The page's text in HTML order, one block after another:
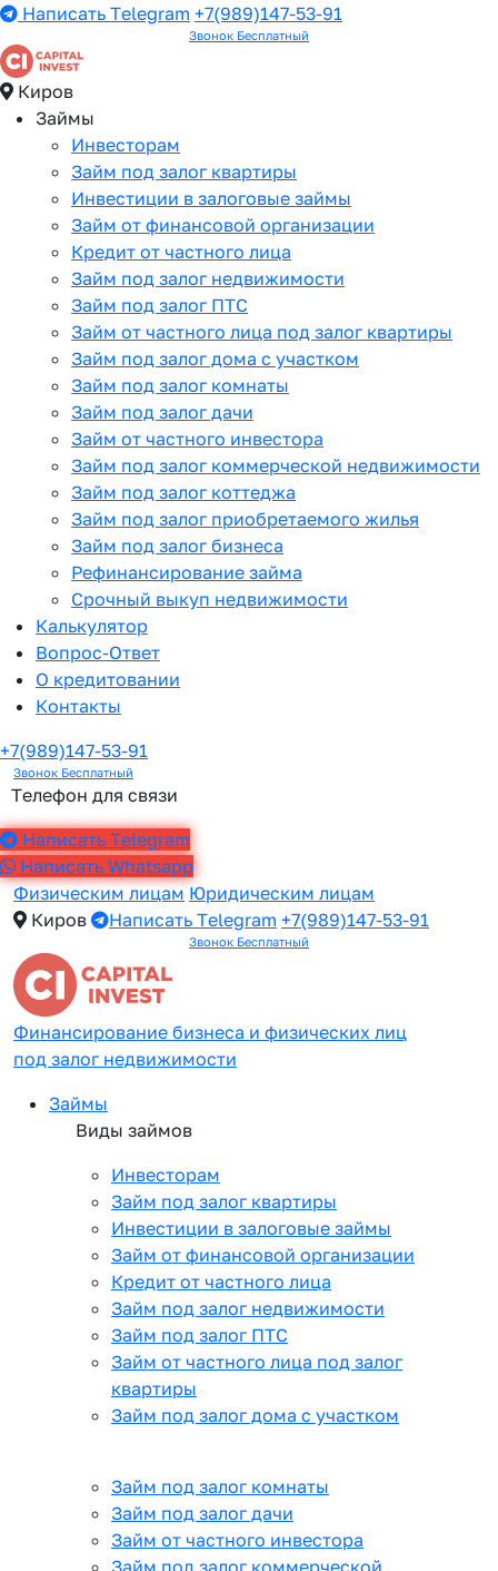
Написать Telegram +7(989)147-53-91
Звонок Бесплатный
Киров
Займы
Инвесторам
Займ под залог квартиры
Инвестиции в залоговые займы
Займ от финансовой организации
Кредит от частного лица
Займ под залог недвижимости
Займ под залог ПТС
Займ от частного лица под залог квартиры
Займ под залог дома с участком
Займ под залог комнаты
Займ под залог дачи
Займ от частного инвестора
Займ под залог коммерческой недвижимости
Займ под залог коттеджа
Займ под залог приобретаемого жилья
Займ под залог бизнеса
Рефинансирование займа
Срочный выкуп недвижимости
Калькулятор
Вопрос-Ответ
О кредитовании
Контакты
+7(989)147-53-91
Звонок Бесплатный
Телефон для связи
Написать Telegram
Написать Whatsapp
Физическим лицам Юридическим лицам
Киров
Написать Telegram +7(989)147-53-91
Звонок Бесплатный
Финансирование бизнеса и физических лиц
под залог недвижимости
Займы
Виды займов
Инвесторам
Займ под залог квартиры
Инвестиции в залоговые займы
Займ от финансовой организации
Кредит от частного лица
Займ под залог недвижимости
Займ под залог ПТС
Займ от частного лица под залог
квартиры
Займ под залог дома с участком
Займ под залог комнаты
Займ под залог дачи
Займ от частного инвестора
Займ под залог коммерческой